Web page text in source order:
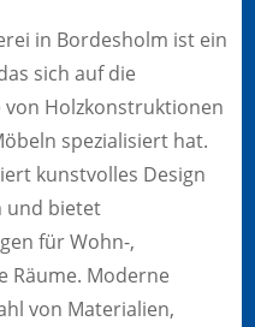
in Bordesholm ist ein
sich auf die
Holzkonstruktionen
spezialisiert hat.
kunstvolles Design
und bietet
für Wohn-,
Räume. Moderne
von Materialien,